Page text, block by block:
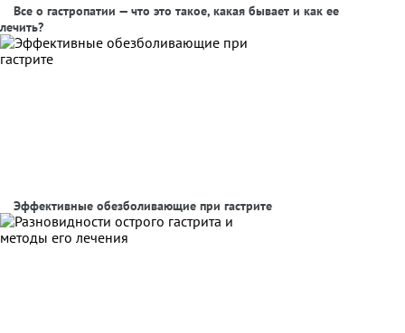
Все о гастропатии — что это такое, какая бывает и как ее
лечить?
Эффективные обезболивающие при гастрите